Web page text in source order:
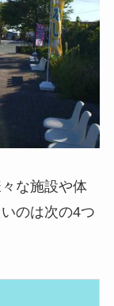
な施設や体
のは次の4つ